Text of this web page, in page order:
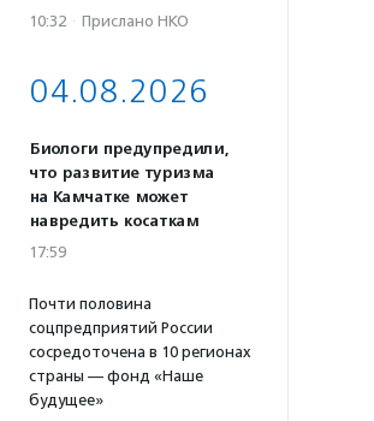
10:32 · Прислано НКО
04.08.2026
Биологи предупредили,
что развитие туризма
на Камчатке может
навредить косаткам
17:59
Почти половина
соцпредприятий России
сосредоточена в 10 регионах
страны — фонд «Наше
будущее»